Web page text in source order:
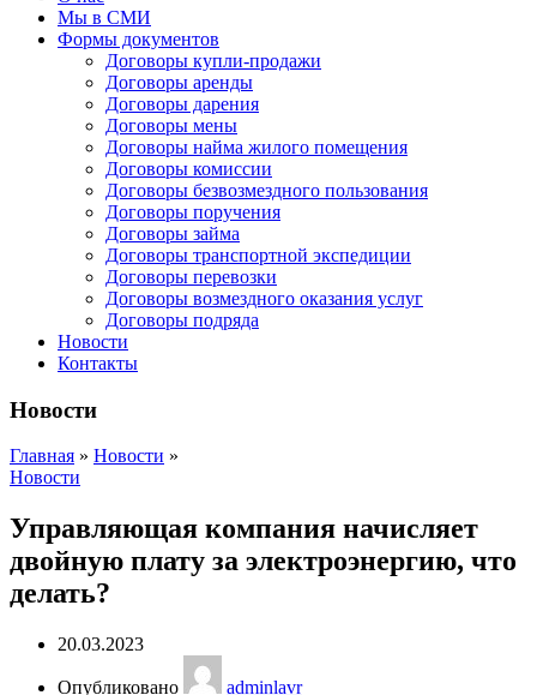
Мы в СМИ
Формы документов
Договоры купли-продажи
Договоры аренды
Договоры дарения
Договоры мены
Договоры найма жилого помещения
Договоры комиссии
Договоры безвозмездного пользования
Договоры поручения
Договоры займа
Договоры транспортной экспедиции
Договоры перевозки
Договоры возмездного оказания услуг
Договоры подряда
Новости
Контакты
Новости
Главная » Новости »
Новости
Управляющая компания начисляет
двойную плату за электроэнергию, что
делать?
20.03.2023
Опубликовано adminlavr